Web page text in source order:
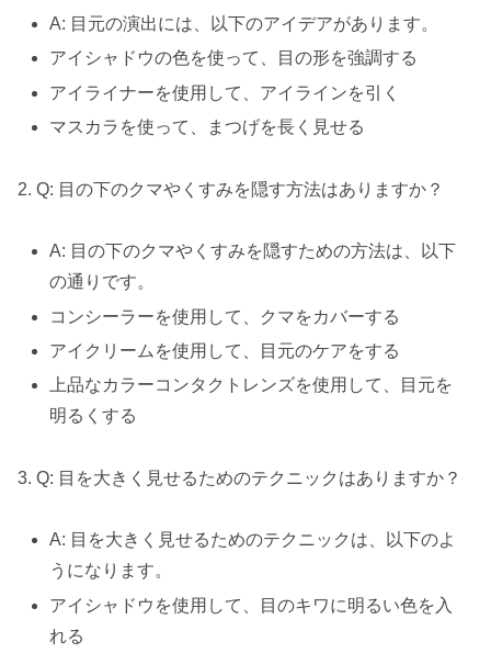
A: 目元の演出には、以下のアイデアがあります。
アイシャドウの色を使って、目の形を強調する
アイライナーを使用して、アイラインを引く
マスカラを使って、まつげを長く見せる
2. Q: 目の下のクマやくすみを隠す方法はありますか？
A: 目の下のクマやくすみを隠すための方法は、以下
の通りです。
コンシーラーを使用して、クマをカバーする
アイクリームを使用して、目元のケアをする
上品なカラーコンタクトレンズを使用して、目元を
明るくする
3. Q: 目を大きく見せるためのテクニックはありますか？
A: 目を大きく見せるためのテクニックは、以下のよ
うになります。
アイシャドウを使用して、目のキワに明るい色を入
れる